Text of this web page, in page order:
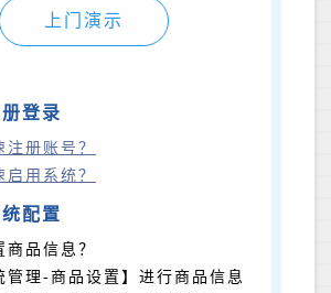
上门演示
登录
注册账号？
启用系统？
配置
商品信息？
管理-商品设置】进行商品信息